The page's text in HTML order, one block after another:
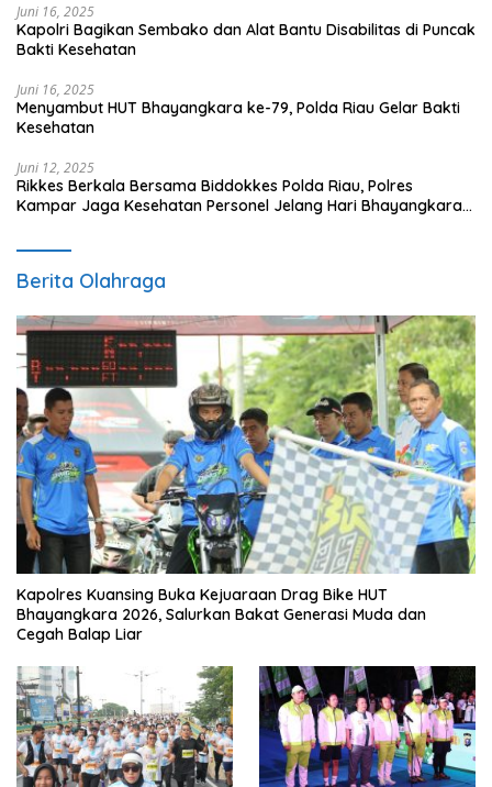
Juni 16, 2025
Kapolri Bagikan Sembako dan Alat Bantu Disabilitas di Puncak
Bakti Kesehatan
Juni 16, 2025
Menyambut HUT Bhayangkara ke-79, Polda Riau Gelar Bakti
Kesehatan
Juni 12, 2025
Rikkes Berkala Bersama Biddokkes Polda Riau, Polres
Kampar Jaga Kesehatan Personel Jelang Hari Bhayangkara
Berita Olahraga
Kapolres Kuansing Buka Kejuaraan Drag Bike HUT
Bhayangkara 2026, Salurkan Bakat Generasi Muda dan
Cegah Balap Liar